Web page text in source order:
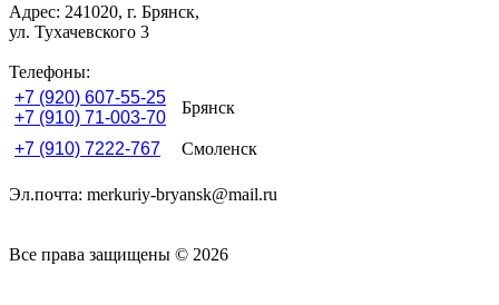
Адрес: 241020, г. Брянск,
ул. Тухачевского 3
Телефоны:
+7 (920) 607-55-25
+7 (910) 71-003-70
Брянск
+7 (910) 7222-767 Смоленск
Эл.почта: merkuriy-bryansk@mail.ru
Все права защищены © 2026